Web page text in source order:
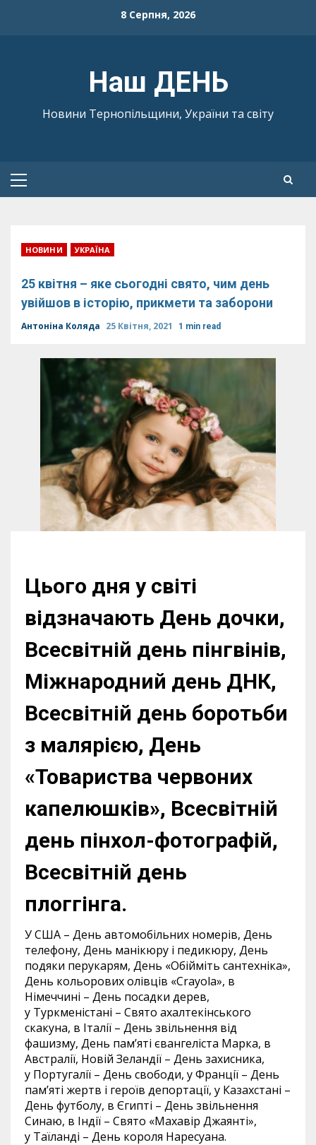
8 Серпня, 2026
Наш ДЕНЬ
Новини Тернопільщини, України та світу
Primary
НОВИНИ УКРАЇНА
25 квітня – яке сьогодні свято, чим день
увійшов в історію, прикмети та заборони
Антоніна Коляда 25 Квітня, 2021 1 min read
Цього дня у світі
відзначають День дочки,
Всесвітній день пінгвінів,
Міжнародний день ДНК,
Всесвітній день боротьби
з малярією, День
«Товариства червоних
капелюшків», Всесвітній
день пінхол-фотографій,
Всесвітній день
плоггінга.
У США – День автомобільних номерів, День
телефону, День манікюру і педикюру, День
подяки перукарям, День «Обійміть сантехніка»,
День кольорових олівців «Crayola», в
Німеччині – День посадки дерев,
у Туркменістані – Свято ахалтекінського
скакуна, в Італії – День звільнення від
фашизму, День пам’яті євангеліста Марка, в
Австралії, Новій Зеландії – День захисника,
у Португалії – День свободи, у Франції – День
пам’яті жертв і героїв депортації, у Казахстані –
День футболу, в Єгипті – День звільнення
Синаю, в Індії – Свято «Махавір Джаянті»,
у Таїланді – День короля Наресуана.